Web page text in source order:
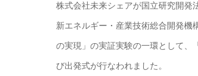
株式会社未来シェアが国立研究開発
新エネルギー・産業技術総合開発機
の実現」の実証実験の一環として、
び出発式が行なわれました。